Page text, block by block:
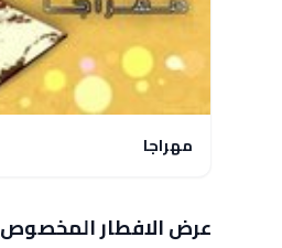
مهراجا
عرض الافطار المخصوص